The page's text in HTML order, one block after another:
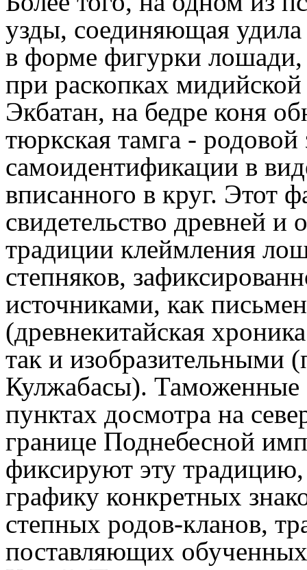
узды, соединяющая
в форме фигурки
при раскопках
Экбатан, на бедре коня
тюркская тамга - родовой
самоидентификации в
вписанного в круг. Этот
свидетельство древней и
традиции клеймления
степняков,
источниками, как
(древнекитайская
так и изобразительными
Кулжабасы). Таможенные
пунктах досмотра на
границе Поднебесной
фиксируют эту традицию,
графику конкретных
степных родов-кланов,
поставляющих